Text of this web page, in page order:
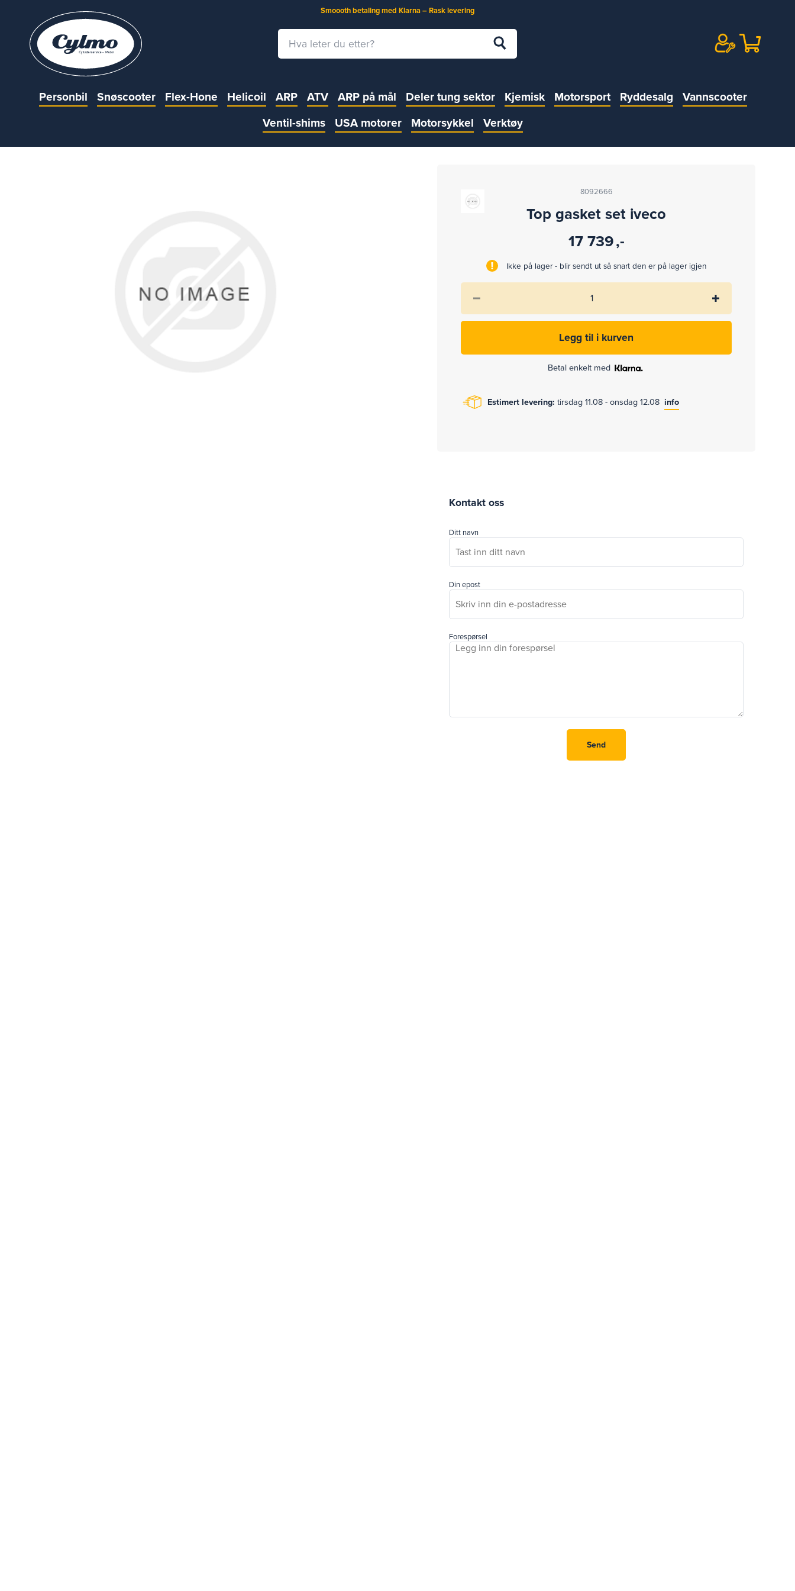
Smoooth betaling med Klarna – Rask levering
Personbil Snøscooter Flex-Hone Helicoil ARP ATV ARP på mål Deler tung sektor Kjemisk Motorsport Ryddesalg
Vannscooter
Ventil-shims
USA motorer Motorsykkel Verktøy
8092666
Top gasket set iveco
17 739,-
Ikke på lager - blir sendt ut så snart den er på lager igjen
Betal enkelt med
Estimert levering:tirsdag 11.08 - onsdag 12.08 info
Kontakt oss
Ditt navn
Din epost
Forespørsel